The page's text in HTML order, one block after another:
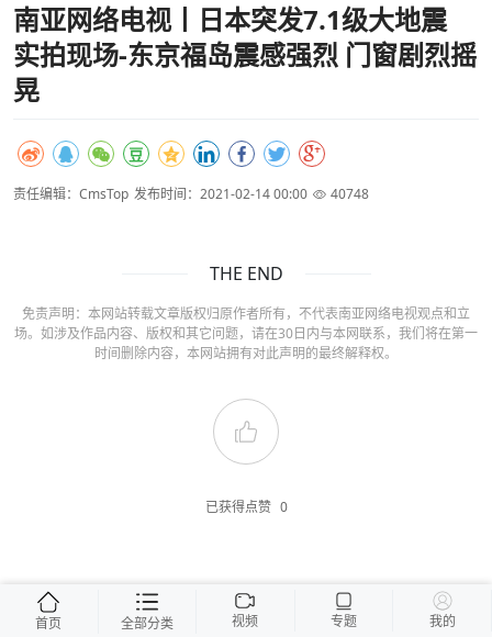
南亚网络电视丨日本突发7.1级大地震
实拍现场-东京福岛震感强烈 门窗剧烈摇
晃
责任编辑：CmsTop 发布时间：2021-02-14 00:00 40748
THE END
免责声明：本网站转载文章版权归原作者所有，不代表南亚网络电视观点和立
场。如涉及作品内容、版权和其它问题，请在30日内与本网联系，我们将在第一
时间删除内容，本网站拥有对此声明的最终解释权。
已获得点赞 0
首页 全部分类 视频 专题 我的